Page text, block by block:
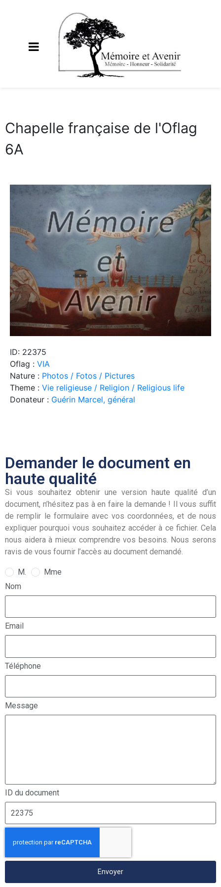
Chapelle française de l'Oflag
6A
ID: 22375
Oflag : VIA
Nature : Photos / Fotos / Pictures
Theme : Vie religieuse / Religion / Religious life
Donateur : Guérin Marcel, général
Demander le document en
haute qualité
Si vous souhaitez obtenir une version haute qualité d’un
document, n’hésitez pas à en faire la demande ! Il vous suffit
de remplir le formulaire avec vos coordonnées, et de nous
expliquer pourquoi vous souhaitez accéder à ce fichier. Cela
nous aidera à mieux comprendre vos besoins. Nous serons
ravis de vous fournir l’accès au document demandé.
M.
Mme
Nom
Email
Téléphone
Message
ID du document
Envoyer